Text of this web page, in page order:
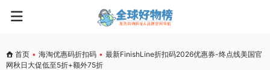
首页 • 海淘优惠码折扣码 • 最新FinishLine折扣码2026优惠券-终点线美国官
网秋日大促低至5折+额外75折